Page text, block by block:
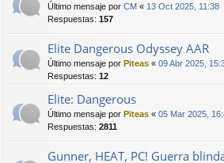
Último mensaje por CM « 13 Oct 2025, 11:38
Respuestas: 157
Elite Dangerous Odyssey AAR
Último mensaje por Piteas « 09 Abr 2025,
Respuestas: 12
Elite: Dangerous
Último mensaje por Piteas « 05 Mar 2025,
Respuestas: 2811
Gunner, HEAT, PC! Guerra